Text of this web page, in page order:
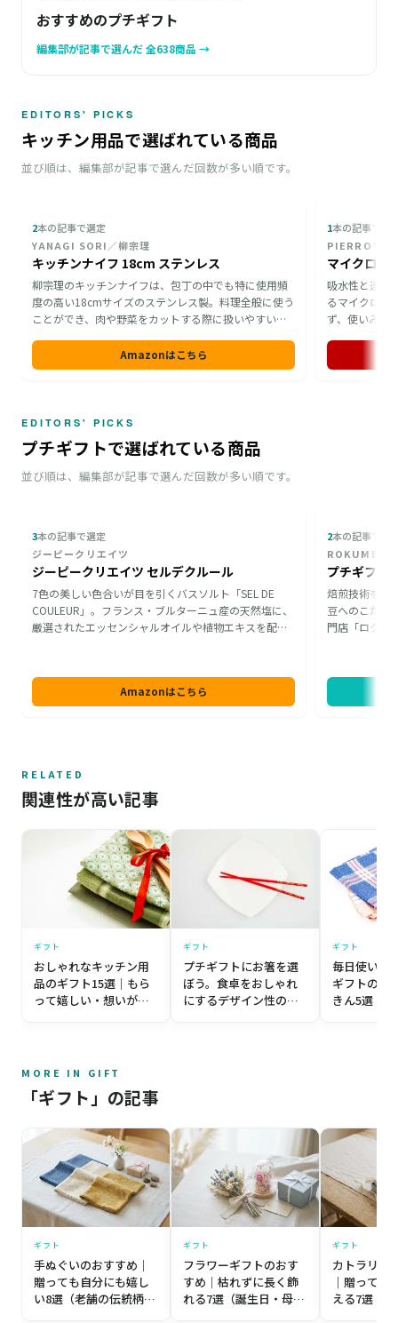
おすすめのプチギフト
編集部が記事で選んだ 全638商品 →
EDITORS' PICKS
キッチン用品で選ばれている商品
並び順は、編集部が記事で選んだ回数が多い順です。
2本の記事で選定
YANAGI SORI／柳宗理
キッチンナイフ 18cm ステンレス
柳宗理のキッチンナイフは、包丁の中でも特に使用頻
度の高い18cmサイズのステンレス製。料理全般に使う
ことができ、肉や野菜をカットする際に扱いやすい一
が多いからこそ、引っ越しを機に新調してもらう贈り
物として、引っ越し祝いに適しています。
Amazonはこちら
1本の記事で選
PIERROT/ぴ
マイクロフ
吸水性と速乾
るマイクロフ
ず、使いみち
使いやすさで
EDITORS' PICKS
プチギフトで選ばれている商品
並び順は、編集部が記事で選んだ回数が多い順です。
3本の記事で選定
ジーピークリエイツ
ジーピークリエイツ セルデクルール
7色の美しい色合いが目を引くバスソルト「SEL DE
COULEUR」。フランス・ブルターニュ産の天然塩に、
厳選されたエッセンシャルオイルや植物エキスを配合
しい香りが疲れをそっと癒やしてくれます。誕生日
に、お疲れ様の気持ちを込めたプチギフトとしておす
すめです。
Amazonはこちら
2本の記事で選
ROKUMEI
プチギフト
焙煎技術を競
豆へのこだわ
門店「ロクメ
ー好きな男性
RELATED
関連性が高い記事
ギフト
おしゃれなキッチン用
品のギフト15選｜もら
って嬉しい・想いが伝
ギフト
プチギフトにお箸を選
ぼう。食卓をおしゃれ
にするデザイン性の高
ギフト
毎日使いた
ギフトのお
きん5選
MORE IN GIFT
「ギフト」の記事
ギフト
手ぬぐいのおすすめ｜
贈っても自分にも嬉し
い8選（老舗の伝統柄か
ギフト
フラワーギフトのおす
すめ｜枯れずに長く飾
れる7選（誕生日・母の
ギフト
カトラリー
｜贈っても
える7選（